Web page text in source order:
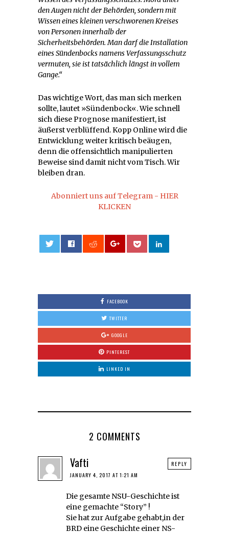
den Augen nicht der Behörden, sondern mit
Wissen eines kleinen verschworenen Kreises
von Personen innerhalb der
Sicherheitsbehörden. Man darf die Installation
eines Sündenbocks namens Verfassungsschutz
vermuten, sie ist tatsächlich längst in vollem
Gange.“
Das wichtige Wort, das man sich merken
sollte, lautet »Sündenbock«. Wie schnell
sich diese Prognose manifestiert, ist
äußerst verblüffend. Kopp Online wird die
Entwicklung weiter kritisch beäugen,
denn die offensichtlich manipulierten
Beweise sind damit nicht vom Tisch. Wir
bleiben dran.
Abonniert uns auf Telegram - HIER
KLICKEN
FACEBOOK
TWITTER
GOOGLE
PINTEREST
LINKED IN
2 COMMENTS
Vafti
JANUARY 4, 2017 AT 1:21 AM
Die gesamte NSU-Geschichte ist
eine gemachte “Story” !
Sie hat zur Aufgabe gehabt,in der
BRD eine Geschichte einer NS-
REPLY